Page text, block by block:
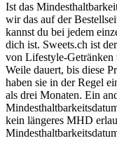
Ist das
wir das auf der
kannst du bei jedem
dich ist. Sweets.ch ist
von Lifestyle-Getränken
Weile dauert, bis diese
haben sie in der Regel
als drei Monaten. Ein
kein längeres MHD